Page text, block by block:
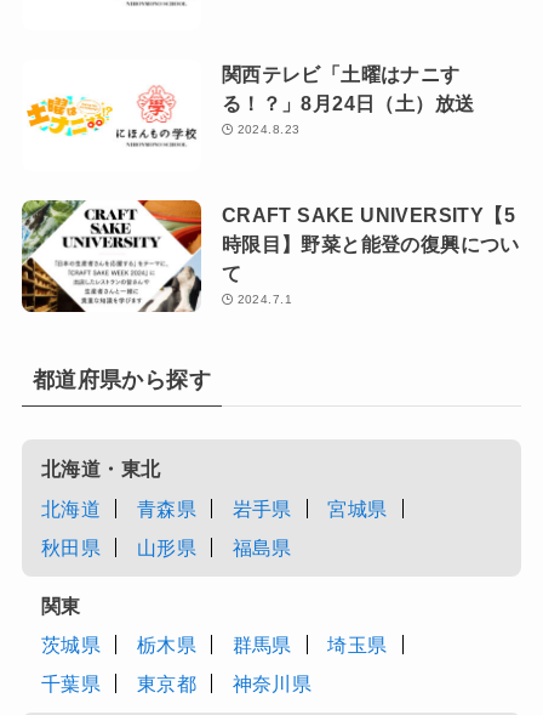
関西テレビ「土曜はナニす
る！？」8月24日（土）放送
2024.8.23
CRAFT SAKE UNIVERSITY【5
時限目】野菜と能登の復興につい
て
2024.7.1
都道府県から探す
北海道・東北
北海道
青森県 岩手県
宮城県
秋田県
山形県 福島県
関東
茨城県
栃木県 群馬県
埼玉県
千葉県
東京都 神奈川県